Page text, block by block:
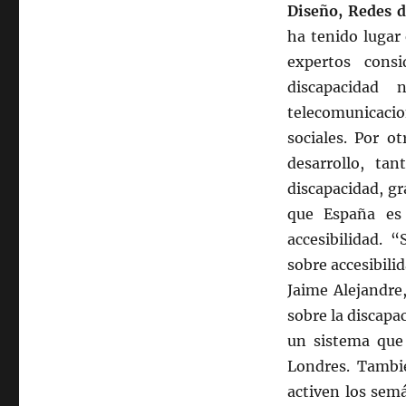
Diseño, Redes
ha tenido lugar
expertos
sociales. Por
desarrollo,
discapacidad,
que España
accesibilidad.
sobre
Jaime
sobre la
un sistema
Londres.
activen los